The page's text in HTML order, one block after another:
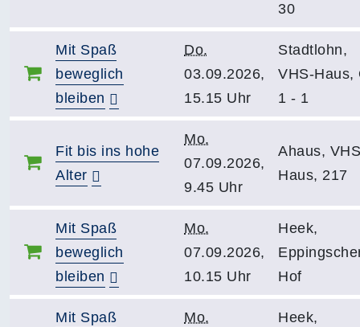
30
Mit Spaß
beweglich
bleiben
Do.
03.09.2026,
15.15 Uhr
Stadtlohn,
VHS-Haus,
1 - 1
Fit bis ins hohe
Alter
Mo.
07.09.2026,
9.45 Uhr
Ahaus,
Haus, 217
Mit Spaß
beweglich
bleiben
Mo.
07.09.2026,
10.15 Uhr
Heek,
Hof
Mit Spaß
Mo.
Heek,